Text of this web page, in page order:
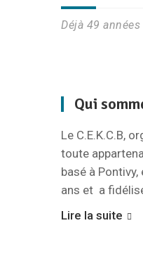
Déjà 49
Qui
Le C.E.K.C.B,
toute
basé à
ans et a
Lire la suite